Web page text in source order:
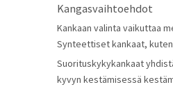
Kangasvaihtoehdot
Kankaan valinta vaikuttaa
Synteettiset kankaat,
Suorituskykykankaat
kyvyn kestämisessä